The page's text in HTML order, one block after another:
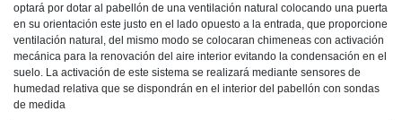
optará por dotar al pabellón de una ventilación natural colocando una puerta
en su orientación este justo en el lado opuesto a la entrada, que proporcione
ventilación natural, del mismo modo se colocaran chimeneas con activación
mecánica para la renovación del aire interior evitando la condensación en el
suelo. La activación de este sistema se realizará mediante sensores de
humedad relativa que se dispondrán en el interior del pabellón con sondas
de medida